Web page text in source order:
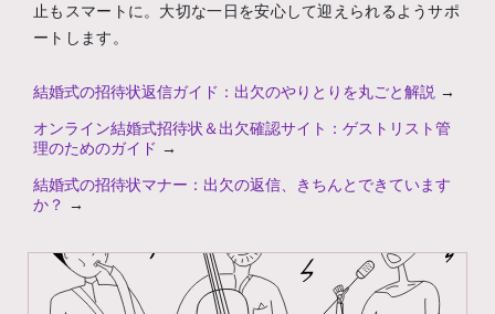
止もスマートに。大切な一日を安心して迎えられるようサポ
ートします。
結婚式の招待状返信ガイド：出欠のやりとりを丸ごと解説 →
オンライン結婚式招待状＆出欠確認サイト：ゲストリスト管
理のためのガイド →
結婚式の招待状マナー：出欠の返信、きちんとできています
か？ →